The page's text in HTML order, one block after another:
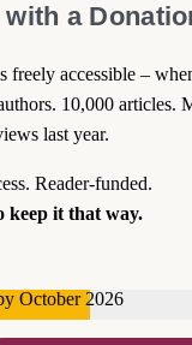
a
freely accessible –
10,000 articles.
last year.
Reader-funded.
keep it that way.
October 2026